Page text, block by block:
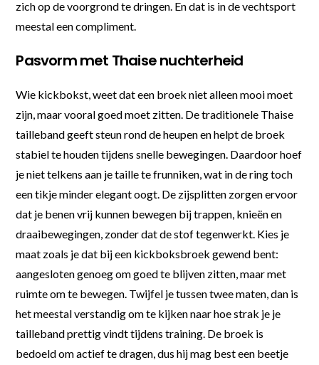
zich op de voorgrond te dringen. En dat is in de vechtsport
meestal een compliment.
Pasvorm met Thaise nuchterheid
Wie kickbokst, weet dat een broek niet alleen mooi moet
zijn, maar vooral goed moet zitten. De traditionele Thaise
tailleband geeft steun rond de heupen en helpt de broek
stabiel te houden tijdens snelle bewegingen. Daardoor hoef
je niet telkens aan je taille te frunniken, wat in de ring toch
een tikje minder elegant oogt. De zijsplitten zorgen ervoor
dat je benen vrij kunnen bewegen bij trappen, knieën en
draaibewegingen, zonder dat de stof tegenwerkt. Kies je
maat zoals je dat bij een kickboksbroek gewend bent:
aangesloten genoeg om goed te blijven zitten, maar met
ruimte om te bewegen. Twijfel je tussen twee maten, dan is
het meestal verstandig om te kijken naar hoe strak je je
tailleband prettig vindt tijdens training. De broek is
bedoeld om actief te dragen, dus hij mag best een beetje